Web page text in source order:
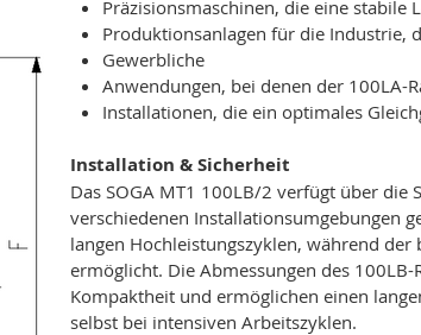
Präzisionsmaschinen, die eine
Produktionsanlagen für die Industrie,
Gewerbliche
Anwendungen, bei denen der 100LA-
Installationen, die ein optimales
Installation & Sicherheit
Das SOGA MT1 100LB/2 verfügt über die
verschiedenen Installationsumgebungen
langen Hochleistungszyklen, während
ermöglicht. Die Abmessungen des
Kompaktheit und ermöglichen einen
selbst bei intensiven Arbeitszyklen.